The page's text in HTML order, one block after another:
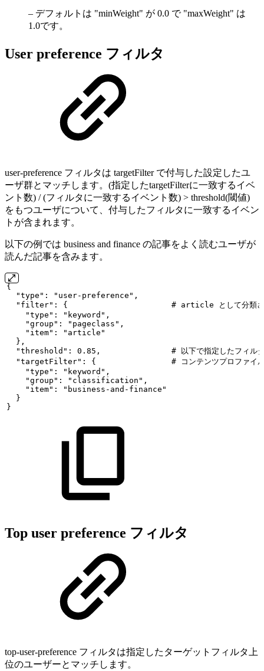
– デフォルトは "minWeight" が 0.0 で "maxWeight" は
1.0です。
User preference フィルタ
user-preference フィルタは targetFilter で付与した設定したユ
ーザ群とマッチします。(指定したtargetFilterに一致するイベ
ント数) / (フィルタに一致するイベント数) > threshold(閾値)
をもつユーザについて、付与したフィルタに一致するイベン
トが含まれます。
以下の例では business and finance の記事をよく読むユーザが
読んだ記事を含みます。
{
"type":
"user-preference",
"filter":
{ # article
として分類
"type":
"keyword",
"group":
"pageclass",
"item":
"article"
},
"threshold":
0.85, #
以下で指定したフィル
"targetFilter":
{ #
コンテンツプロファイ
"type":
"keyword",
"group":
"classification",
"item":
"business-and-finance"
}
}
Top user preference フィルタ
top-user-preference フィルタは指定したターゲットフィルタ上
位のユーザーとマッチします。